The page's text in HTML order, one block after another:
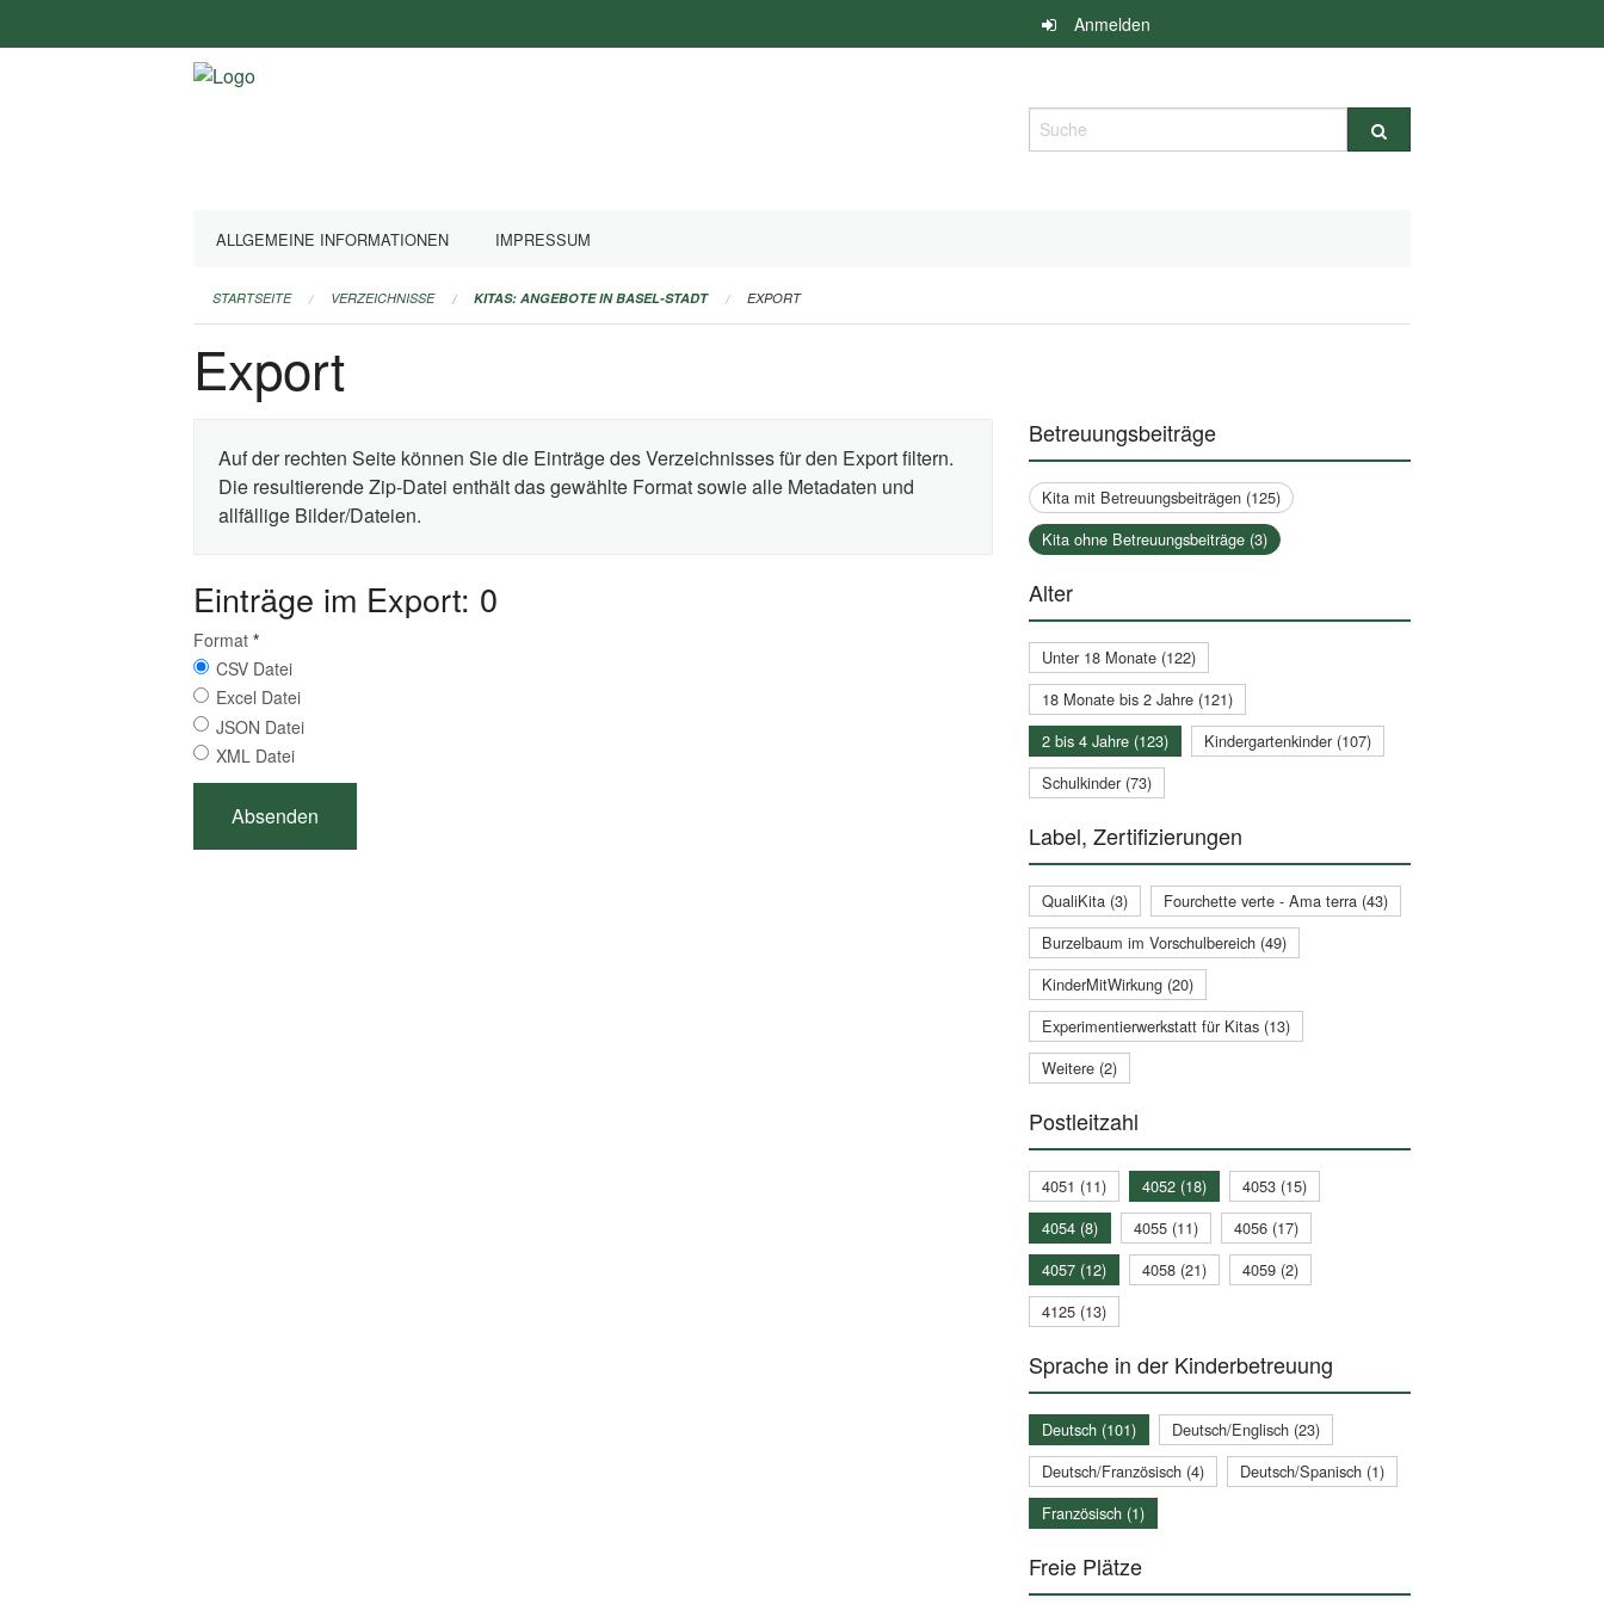
überspringen
Anmelden
Suche
ALLGEMEINE INFORMATIONEN IMPRESSUM
STARTSEITE VERZEICHNISSE KITAS: ANGEBOTE IN BASEL-STADT EXPORT
Export
Auf der rechten Seite können Sie die Einträge des Verzeichnisses für den Export filtern.
Die resultierende Zip-Datei enthält das gewählte Format sowie alle Metadaten und
allfällige Bilder/Dateien.
Einträge im Export: 0
Format *
CSV Datei
Excel Datei
JSON Datei
XML Datei
Betreuungsbeiträge
Kita mit Betreuungsbeiträgen (125)
Kita ohne Betreuungsbeiträge (3)
Alter
Unter 18 Monate (122)
18 Monate bis 2 Jahre (121)
2 bis 4 Jahre (123)
Kindergartenkinder (107)
Schulkinder (73)
Label, Zertifizierungen
QualiKita (3)
Fourchette verte - Ama terra (43)
Burzelbaum im Vorschulbereich (49)
KinderMitWirkung (20)
Experimentierwerkstatt für Kitas (13)
Weitere (2)
Postleitzahl
4051 (11) 4052 (18)
4053 (15)
4054 (8)
4055 (11)
4056 (17)
4057 (12)
4058 (21)
4059 (2)
4125 (13)
Sprache in der Kinderbetreuung
Deutsch (101)
Deutsch/Englisch (23)
Deutsch/Französisch (4)
Deutsch/Spanisch (1)
Französisch (1)
Freie Plätze